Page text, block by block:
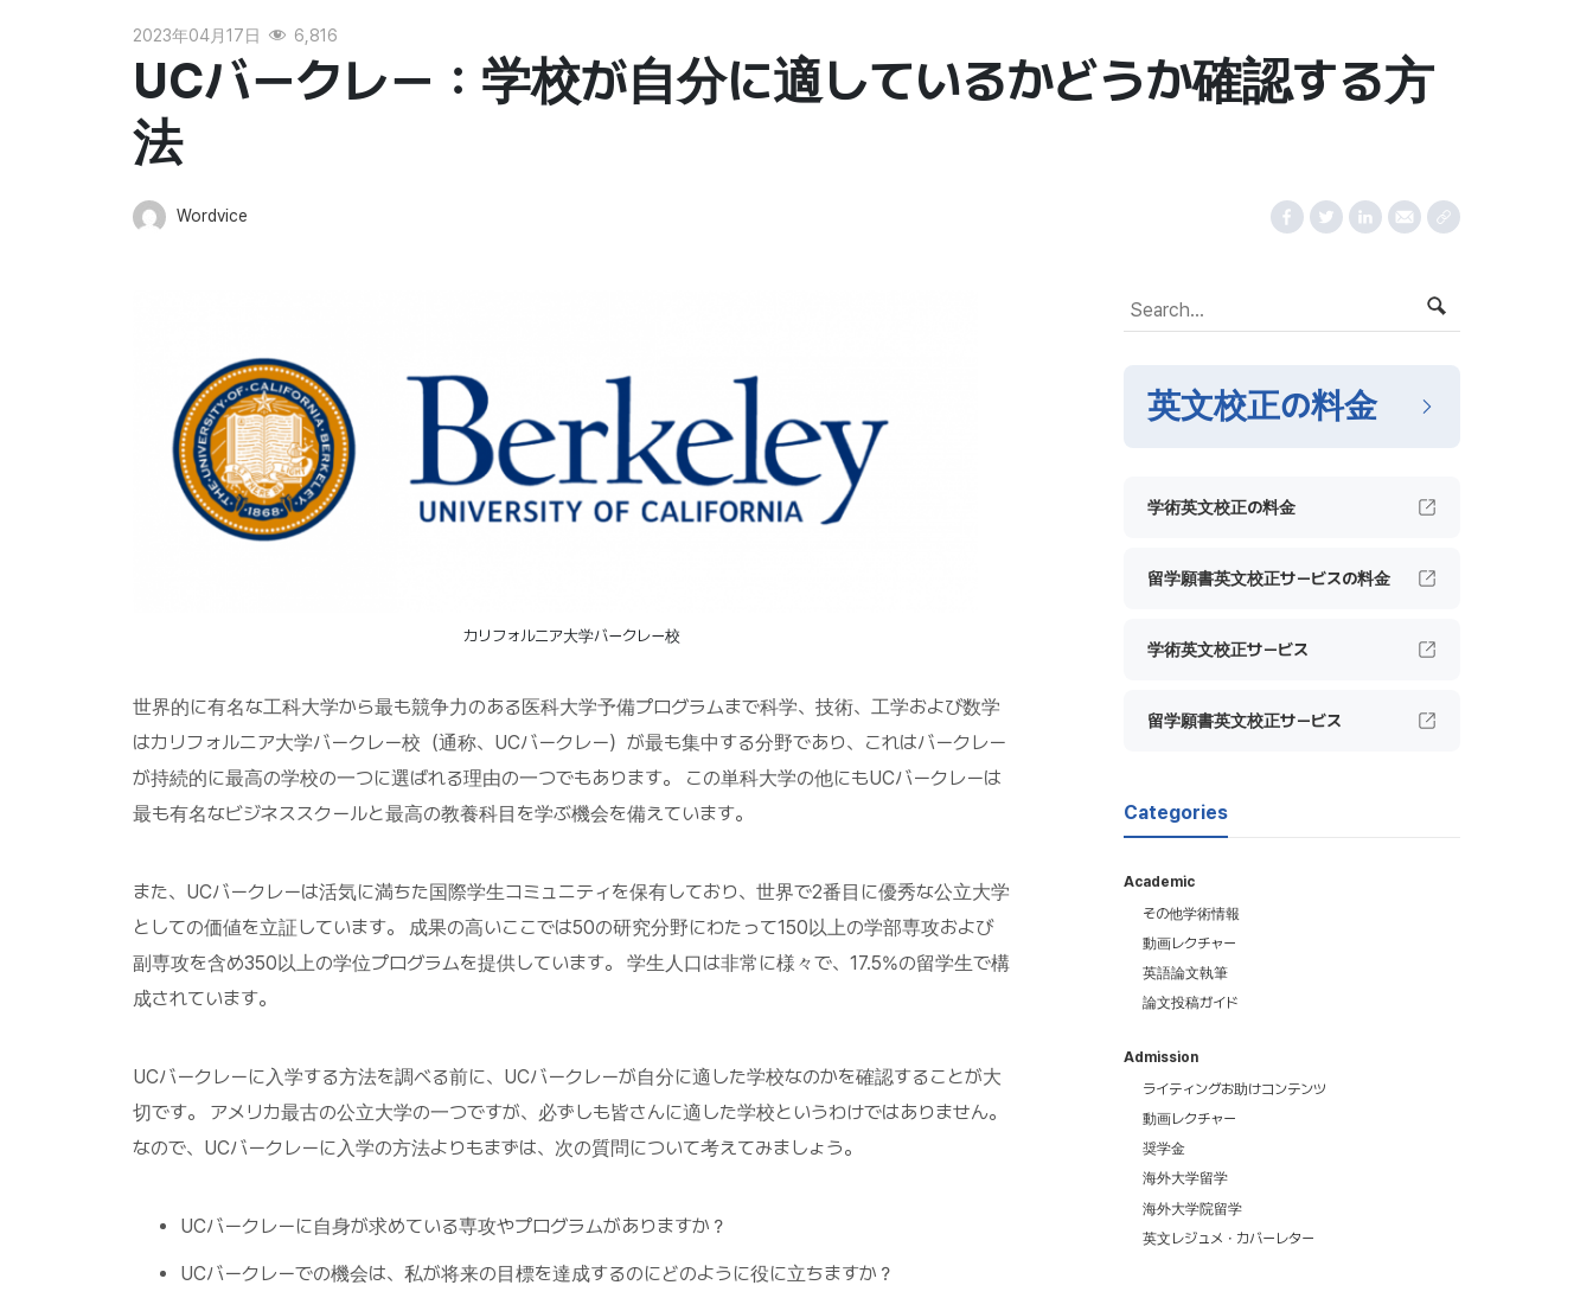
2023年04月17日 6,816
UCバークレー：学校が自分に適しているかどうか確認する方
法
Wordvice
カリフォルニア大学バークレー校
世界的に有名な工科大学から最も競争力のある医科大学予備プログラムまで科学、技術、工学および数学
はカリフォルニア大学バークレー校（通称、UCバークレー）が最も集中する分野であり、これはバークレー
が持続的に最高の学校の一つに選ばれる理由の一つでもあります。 この単科大学の他にもUCバークレーは
最も有名なビジネススクールと最高の教養科目を学ぶ機会を備えています。
また、UCバークレーは活気に満ちた国際学生コミュニティを保有しており、世界で2番目に優秀な公立大学
としての価値を立証しています。 成果の高いここでは50の研究分野にわたって150以上の学部専攻および
副専攻を含め350以上の学位プログラムを提供しています。 学生人口は非常に様々で、17.5%の留学生で構
成されています。
UCバークレーに入学する方法を調べる前に、UCバークレーが自分に適した学校なのかを確認することが大
切です。 アメリカ最古の公立大学の一つですが、必ずしも皆さんに適した学校というわけではありません。
なので、UCバークレーに入学の方法よりもまずは、次の質問について考えてみましょう。
UCバークレーに自身が求めている専攻やプログラムがありますか？
UCバークレーでの機会は、私が将来の目標を達成するのにどのように役に立ちますか？
英文校正の料金
学術英文校正の料金
留学願書英文校正サービスの料金
学術英文校正サービス
留学願書英文校正サービス
Categories
Academic
その他学術情報
動画レクチャー
英語論文執筆
論文投稿ガイド
Admission
ライティングお助けコンテンツ
動画レクチャー
奨学金
海外大学留学
海外大学院留学
英文レジュメ・カバーレター